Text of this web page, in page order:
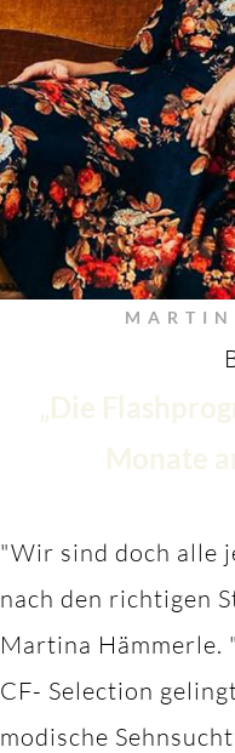
„Die
Monate
"Wir sind doch alle
nach den richtigen
Martina Hämmerle.
CF- Selection
modische